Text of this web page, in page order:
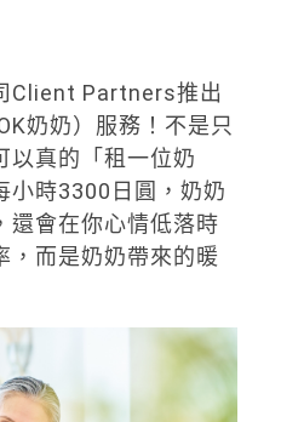
Client Partners推出
奶奶）服務！不是只
以真的「租一位奶
小時3300日圓，奶奶
還會在你心情低落時
，而是奶奶帶來的暖